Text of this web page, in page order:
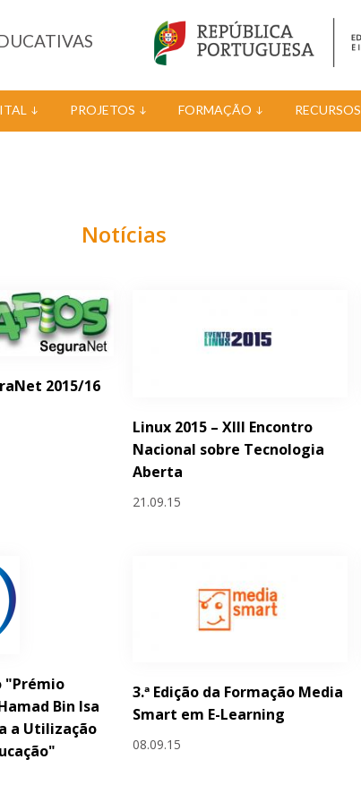
PROJETOS FORMAÇÃO RECURSOS
Notícias
2015/16
Linux 2015 – XIII Encontro
Nacional sobre Tecnologia
Aberta
21.09.15
"Prémio
Bin Isa
a Utilização
3.ª Edição da Formação Media
Smart em E-Learning
08.09.15